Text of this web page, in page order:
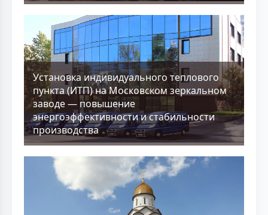
Установка индивидуального теплового
пункта (ИТП) на Московском зеркальном
заводе — повышение
энергоэффективности и стабильности
производства